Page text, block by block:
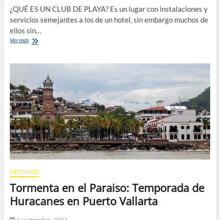
¿QUÉ ES UN CLUB DE PLAYA? Es un lugar con instalaciones y
servicios semejantes a los de un hotel, sin embargo muchos de
ellos sin…
Ver másUn
Wikari
DESTINOS
Tormenta en el Paraiso: Temporada de
Huracanes en Puerto Vallarta